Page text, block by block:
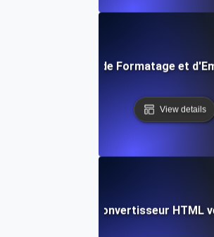
Outil Gratuit de Formatage et
View details
Convertisseur HTML